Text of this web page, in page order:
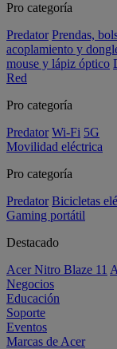
Pro categoría
Predator Prendas,
acoplamiento y
mouse y lápiz óptico
Red
Pro categoría
Predator Wi-Fi 5G
Movilidad eléctrica
Pro categoría
Predator Bicicletas
Gaming portátil
Destacado
Acer Nitro Blaze 11
Negocios
Educación
Soporte
Eventos
Marcas de Acer